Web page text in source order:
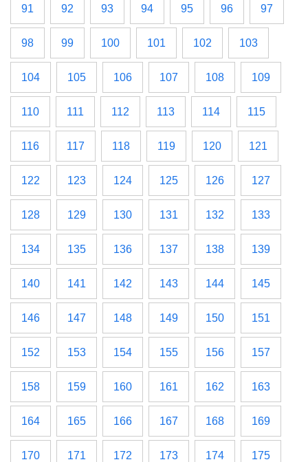
91 92 93 94 95 96 97
98 99 100 101 102 103
104 105 106 107 108 109
110 111 112 113 114 115
116 117 118 119 120 121
122 123 124 125 126 127
128 129 130 131 132 133
134 135 136 137 138 139
140 141 142 143 144 145
146 147 148 149 150 151
152 153 154 155 156 157
158 159 160 161 162 163
164 165 166 167 168 169
170 171 172 173 174 175